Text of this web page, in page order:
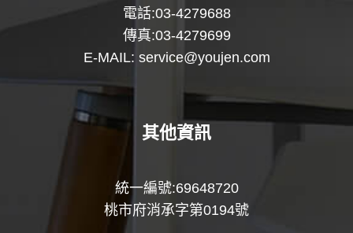
電話:03-4279688
傳真:03-4279699
E-MAIL: service@youjen.com
其他資訊
統一編號:69648720
桃市府消承字第0194號